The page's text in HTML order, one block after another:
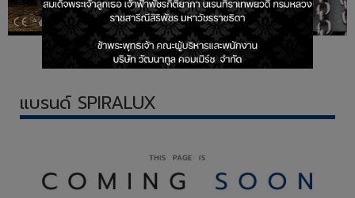
แบรนด์ SPIRALUX